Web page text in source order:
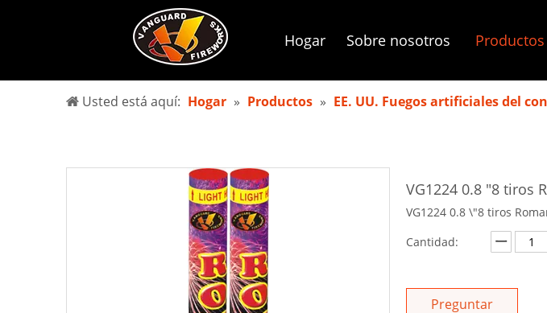
Hogar Sobre nosotros Productos
Usted está aquí: Hogar » Productos » EE. UU. Fuegos artificiales del
VG1224 0.8 "8 tiros
VG1224 0.8 \"8 tiros
Cantidad:
Preguntar